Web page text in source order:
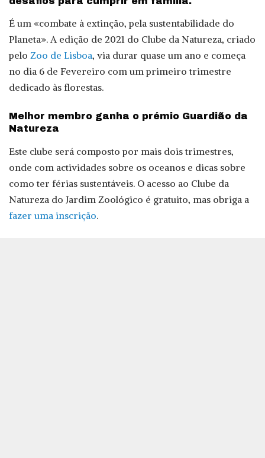
É um «combate à extinção, pela sustentabilidade do
Planeta». A edição de 2021 do Clube da Natureza, criado
pelo Zoo de Lisboa, via durar quase um ano e começa
no dia 6 de Fevereiro com um primeiro trimestre
dedicado às florestas.
Melhor membro ganha o prémio Guardião da
Natureza
Este clube será composto por mais dois trimestres,
onde com actividades sobre os oceanos e dicas sobre
como ter férias sustentáveis. O acesso ao Clube da
Natureza do Jardim Zoológico é gratuito, mas obriga a
fazer uma inscrição.